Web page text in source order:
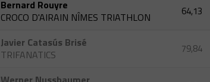
Bernard Rouyre
CROCO D'AIRAIN NÎMES TRIATHLON
64,13
Javier Catasús Brisé
TRIFANATICS
79,84